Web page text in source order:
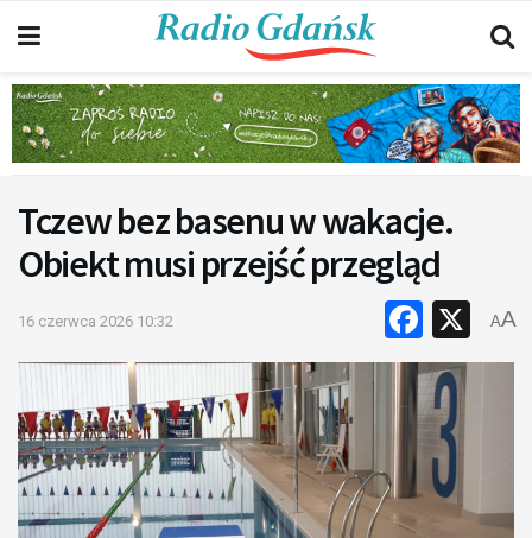
Tczew bez basenu w wakacje.
Obiekt musi przejść przegląd
16 czerwca 2026 10:32 X
AA